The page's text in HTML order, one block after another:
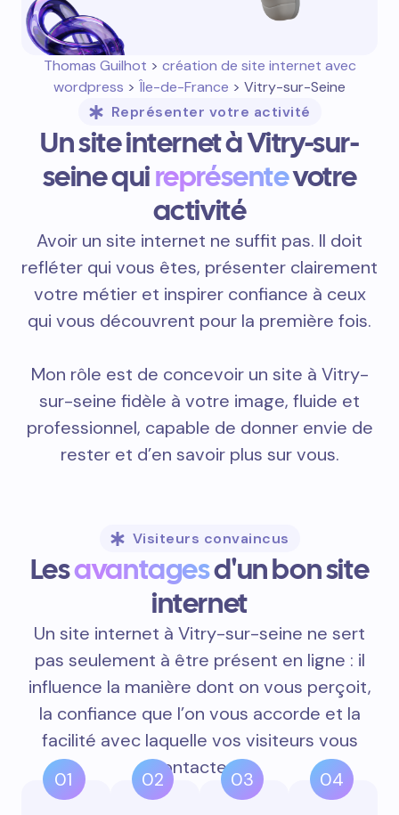
Thomas Guilhot > création de site internet avec
wordpress > Île-de-France > Vitry-sur-Seine
Représenter votre activité
Un site internet à Vitry-sur-
seine quireprésentevotre
activité
Avoir un site internet ne suffit pas. Il doit
refléter qui vous êtes, présenter clairement
votre métier et inspirer confiance à ceux
qui vous découvrent pour la première fois.
Mon rôle est de concevoir un site à Vitry-
sur-seine fidèle à votre image, fluide et
professionnel, capable de donner envie de
rester et d’en savoir plus sur vous.
Visiteurs convaincus
Lesavantagesd'un bon site
internet
Un site internet à Vitry-sur-seine ne sert
pas seulement à être présent en ligne : il
influence la manière dont on vous perçoit,
la confiance que l’on vous accorde et la
facilité avec laquelle vos visiteurs vous
contactent.
01 02 03 04